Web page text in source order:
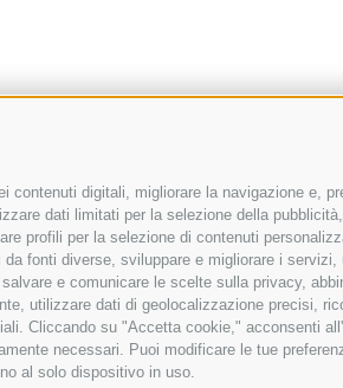
digitali, migliorare la navigazione e,
dati limitati per la selezione della
profili per la selezione di contenuti
fonti diverse, sviluppare e migliorare i
e comunicare le scelte sulla privacy,
utilizzare dati di geolocalizzazione precisi,
Cliccando su "Accetta cookie," acconsenti
necessari. Puoi modificare le tue
al solo dispositivo in uso.